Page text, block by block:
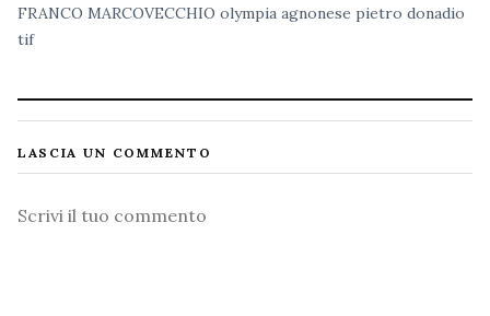
FRANCO MARCOVECCHIO olympia agnonese pietro donadio
tif
LASCIA UN COMMENTO
Commento